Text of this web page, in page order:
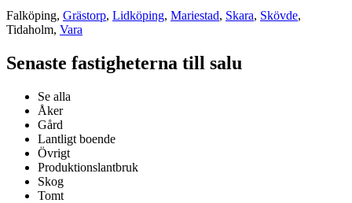
Falköping, Grästorp, Lidköping, Mariestad, Skara, Skövde,
Tidaholm, Vara
Senaste fastigheterna till salu
Se alla
Åker
Gård
Lantligt boende
Övrigt
Produktionslantbruk
Skog
Tomt